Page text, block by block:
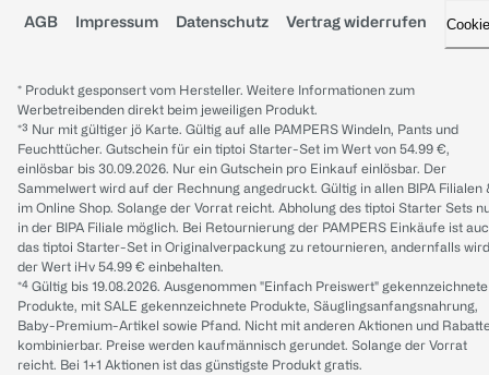
AGB Impressum Datenschutz Vertrag widerrufen
* Produkt gesponsert vom Hersteller. Weitere Informationen zum
Werbetreibenden direkt beim jeweiligen Produkt.
*³ Nur mit gültiger jö Karte. Gültig auf alle PAMPERS Windeln, Pants und
Feuchttücher. Gutschein für ein tiptoi Starter-Set im Wert von 54.99 €,
einlösbar bis 30.09.2026. Nur ein Gutschein pro Einkauf einlösbar. Der
Sammelwert wird auf der Rechnung angedruckt. Gültig in allen BIPA Filialen
im Online Shop. Solange der Vorrat reicht. Abholung des tiptoi Starter Sets
in der BIPA Filiale möglich. Bei Retournierung der PAMPERS Einkäufe ist
das tiptoi Starter-Set in Originalverpackung zu retournieren, andernfalls wird
der Wert iHv 54.99 € einbehalten.
*⁴ Gültig bis 19.08.2026. Ausgenommen "Einfach Preiswert" gekennzeichnete
Produkte, mit SALE gekennzeichnete Produkte, Säuglingsanfangsnahrung,
Baby-Premium-Artikel sowie Pfand. Nicht mit anderen Aktionen und
kombinierbar. Preise werden kaufmännisch gerundet. Solange der Vorrat
reicht. Bei 1+1 Aktionen ist das günstigste Produkt gratis.